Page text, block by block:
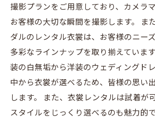
撮影プランをご用意しており、カメラ
お客様の大切な瞬間を撮影します。 ま
ダルのレンタル衣裳は、お客様のニー
多彩なラインナップを取り揃えていま
装の白無垢から洋装のウェディングド
中から衣裳が選べるため、皆様の思い
します。 また、衣裳レンタルは試着が
スタイルをじっくり選べるのも魅力的